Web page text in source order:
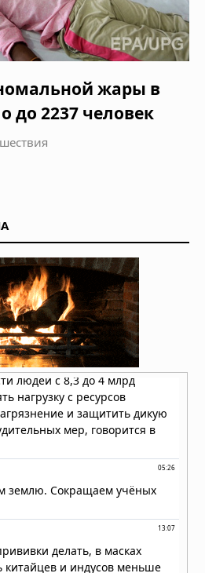
жары в
до 2237 человек